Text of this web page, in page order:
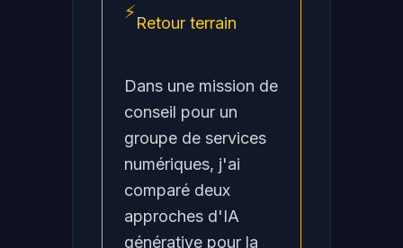
⚡Retour terrain
Dans une mission de
conseil pour un
groupe de services
numériques, j'ai
comparé deux
approches d'IA
générative pour la